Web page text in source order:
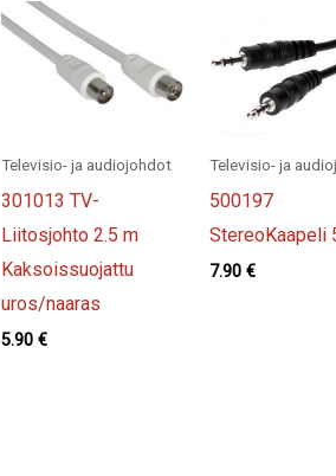
Televisio- ja audiojohdot
301013 TV-
Liitosjohto 2.5 m
Kaksoissuojattu
uros/naaras
5.90 €
Televisio- ja
500197
StereoKaapeli
7.90€